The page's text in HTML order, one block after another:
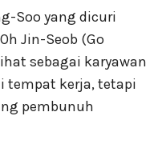
Soo yang dicuri
Jin-Seob (Go
sebagai karyawan
tempat kerja, tetapi
pembunuh